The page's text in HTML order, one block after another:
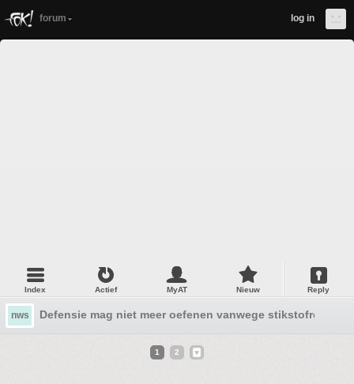
forum log in
Index Actief MyAT Nieuw Reply
nws Defensie mag niet meer oefenen vanwege stikstofregels
1 2